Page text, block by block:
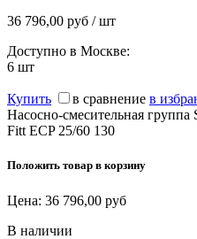
36 796,00 руб / шт
Доступно в Москве:
6 шт
Купить в сравнение в
Насосно-смесительная
Fitt ECP 25/60 130
Положить товар в корзину
Цена: 36 796,00 руб
В наличии